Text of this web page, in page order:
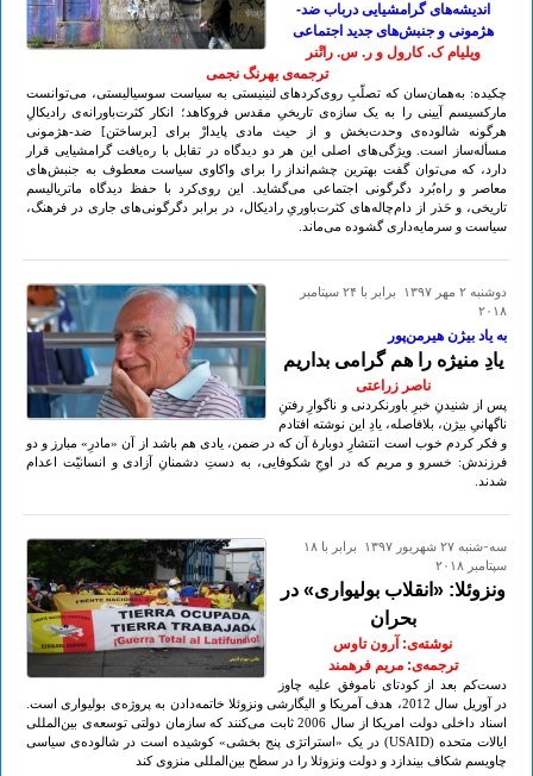
اندیشه‌های گرامشیایی درباب ضد-
هژمونی و جنبش‌های جدید اجتماعی
ویلیام ک. کارول و ر. س. راتْنر
ترجمه‌ی بهرنگ نجمی
چکیده: به‌همان‌سان که تصلّبِ روی‌کردهای لنینیستی به سیاست سوسیالیستی، می‌توانست
مارکسیسم آیینی را به یک سازه‌ی تاریخیِ مقدس فروکاهد؛ انکار کثرت‌باورانه‌ی رادیکالِ
هرگونه شالوده‌ی وحدت‌بخش و از حیث مادی پایدارْ برای [برساختن] ضد-هژمونی
مسأله‌ساز است. ویژگی‌های اصلی این هر دو دیدگاه در تقابل با ره‌یافت گرامشیایی قرار
دارد، که می‌توان گفت بهترین چشم‌انداز را برای واکاوی سیاست معطوف به جنبش‌های
معاصر و راه‌بُرد دگرگونی اجتماعی می‌گشاید. این روی‌کرد با حفظ دیدگاه ماتریالیسم
تاریخی، و حَذر از دام‌چاله‌های کثرت‌باوریِ رادیکال، در برابر دگرگونی‌های جاری در فرهنگ،
سیاست و سرمایه‌داری گشوده می‌ماند.
دوشنبه ۲ مهر ۱۳۹۷ برابر با ۲۴ سپتامبر
۲۰۱۸
به یاد بیژن هیرمن‌پور
یادِ منیژه را هم گرامی بداریم
ناصر زراعتی
پس از شنیدنِ خبرِ باورنکردنی و ناگوارِ رفتنِ
ناگهانیِ بیژن، بلافاصله، یادِ این نوشته افتادم
و فکر کردم خوب است انتشارِ دوبارۀ آن که در ضمن، یادی هم باشد از آن «مادرِ» مبارز و دو
فرزندش: خسرو و مریم که در اوجِ شکوفایی، به دستِ دشمنانِ آزادی و انسانیّت اعدام
شدند.
سه-شنبه ۲۷ شهريور ۱۳۹۷ برابر با ۱۸
سپتامبر ۲۰۱۸
ونزوئلا: «انقلاب بولیواری» در
بحران
نوشته‌ی: آرون تاوس
ترجمه‌ی: مریم فرهمند
دست‌کم بعد از کودتای ناموفق علیه چاوز
در آوریل سال 2012، هدف آمریکا و الیگارشی ونزوئلا خاتمه‌دادن به پروژه‌ی بولیواری است.
اسناد داخلی دولت امریکا از سال 2006 ثابت می‌کنند که سازمان دولتی توسعه‌ی بین‌المللی
ایالات متحده (USAID) در یک «استراتژی پنج بخشی» کوشیده است در شالوده‌ی سیاسی
چاویسم شکاف بیندازد و دولت ونزوئلا را در سطح بین‌المللی منزوی کند